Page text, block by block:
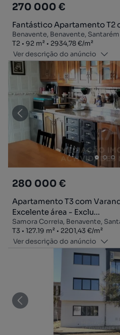
270 000 €
Fantástico Apartamento T2
Benavente, Benavente, Santarém
Tipologia
T2
Zona92 m²
Preço por metro quadrado
2934,78 €/m²
Ver descrição do anúncio
280 000 €
Apartamento T3 com
Excelente área - Exclu...
Samora Correia, Benavente,
Tipologia
T3
Zona127.19 m²
Preço por metro quadrado
2201,43 €/m²
Ver descrição do anúncio